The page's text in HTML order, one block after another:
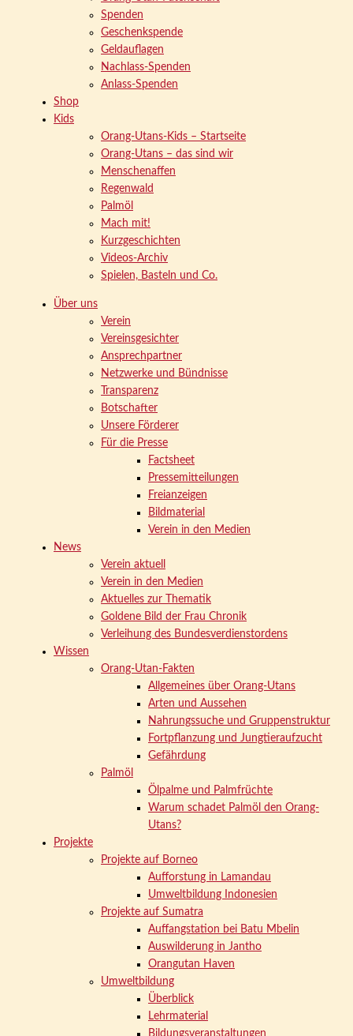
Spenden
Geschenkspende
Geldauflagen
Nachlass-Spenden
Anlass-Spenden
Shop
Kids
Orang-Utans-Kids – Startseite
Orang-Utans – das sind wir
Menschenaffen
Regenwald
Palmöl
Mach mit!
Kurzgeschichten
Videos-Archiv
Spielen, Basteln und Co.
Über uns
Verein
Vereinsgesichter
Ansprechpartner
Netzwerke und Bündnisse
Transparenz
Botschafter
Unsere Förderer
Für die Presse
Factsheet
Pressemitteilungen
Freianzeigen
Bildmaterial
Verein in den Medien
News
Verein aktuell
Verein in den Medien
Aktuelles zur Thematik
Goldene Bild der Frau Chronik
Verleihung des Bundesverdienstordens
Wissen
Orang-Utan-Fakten
Allgemeines über Orang-Utans
Arten und Aussehen
Nahrungssuche und Gruppenstruktur
Fortpflanzung und Jungtieraufzucht
Gefährdung
Palmöl
Ölpalme und Palmfrüchte
Warum schadet Palmöl den Orang-
Utans?
Projekte
Projekte auf Borneo
Aufforstung in Lamandau
Umweltbildung Indonesien
Projekte auf Sumatra
Auffangstation bei Batu Mbelin
Auswilderung in Jantho
Orangutan Haven
Umweltbildung
Überblick
Lehrmaterial
Bildungsveranstaltungen